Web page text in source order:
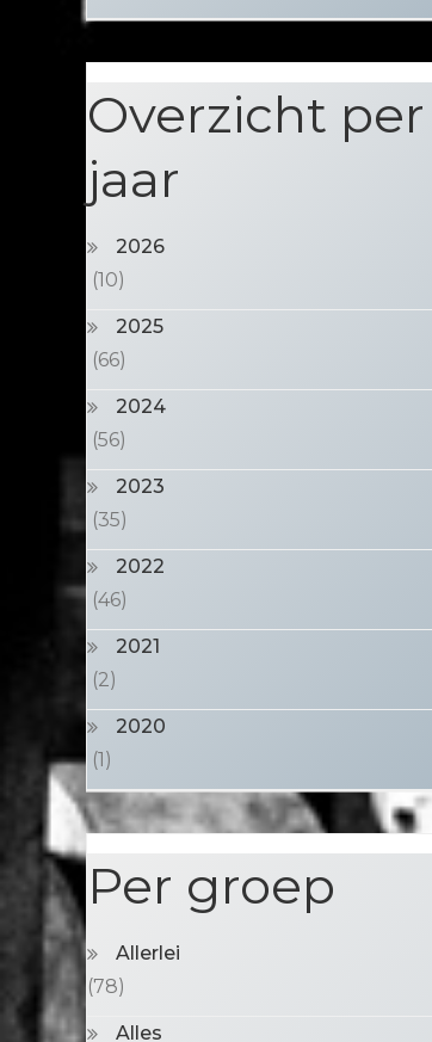
Overzicht per
jaar
2026
(10)
2025
(66)
2024
(56)
2023
(35)
2022
(46)
2021
(2)
2020
(1)
Per groep
Allerlei
(78)
Alles